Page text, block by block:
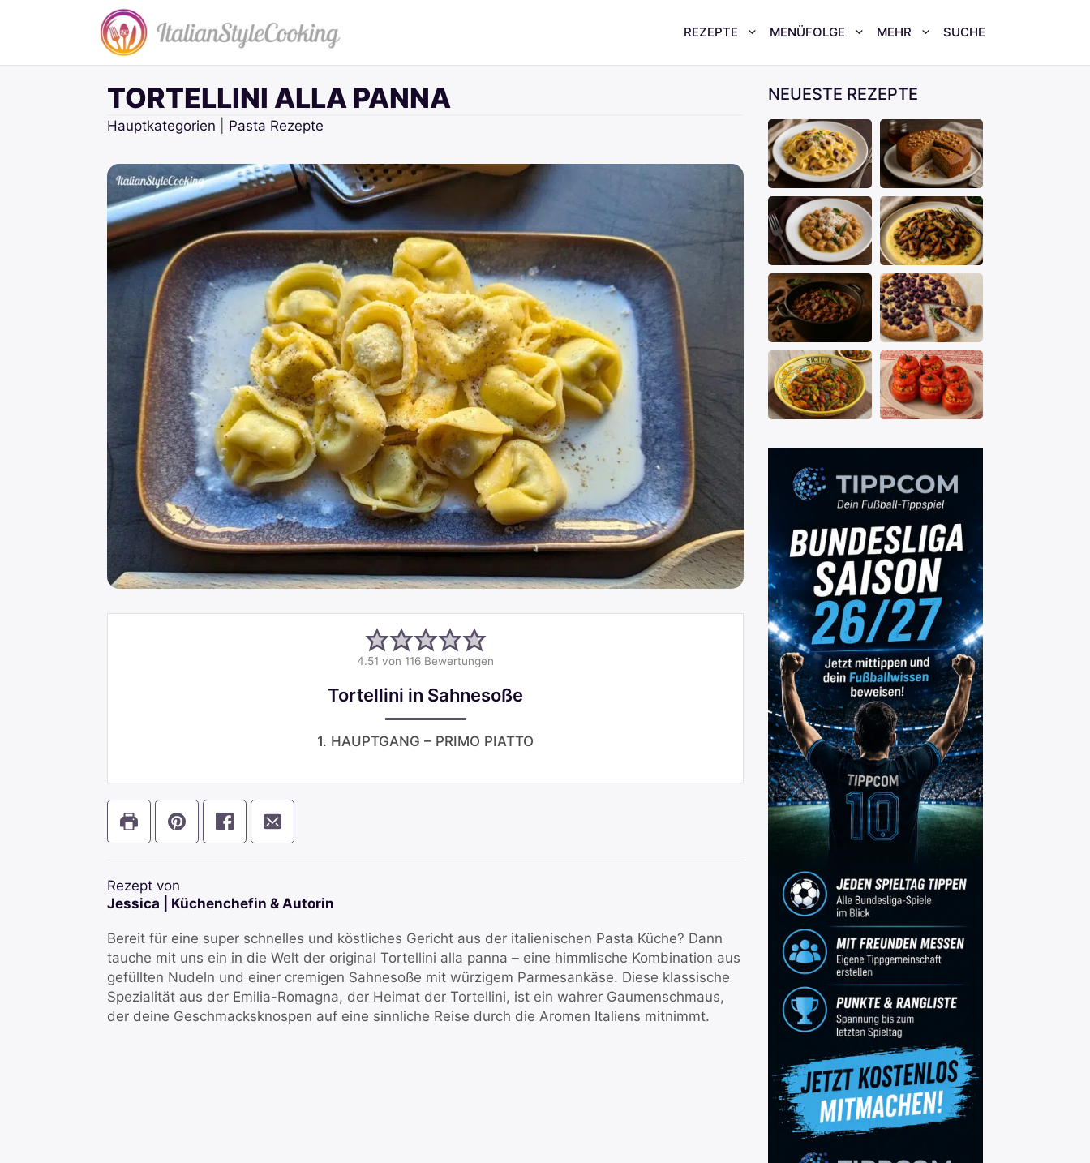
REZEPTE MENÜFOLGE MEHR SUCHE
TORTELLINI ALLA PANNA
Hauptkategorien Pasta Rezepte
4.51 von 116 Bewertungen
Tortellini in Sahnesoße
1. HAUPTGANG – PRIMO PIATTO
Rezept von
Jessica | Küchenchefin & Autorin
Bereit für eine super schnelles und köstliches Gericht aus der italienischen Pasta Küche? Dann
tauche mit uns ein in die Welt der original Tortellini alla panna – eine himmlische Kombination aus
gefüllten Nudeln und einer cremigen Sahnesoße mit würzigem Parmesankäse. Diese klassische
Spezialität aus der Emilia-Romagna, der Heimat der Tortellini, ist ein wahrer Gaumenschmaus,
der deine Geschmacksknospen auf eine sinnliche Reise durch die Aromen Italiens mitnimmt.
NEUESTE REZEPTE